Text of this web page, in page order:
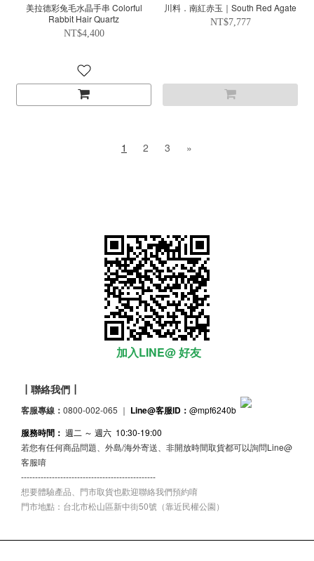
美拉德彩兔毛水晶手串 Colorful
Rabbit Hair Quartz
NT$4,400
川料．南紅赤玉｜South Red Agate
NT$7,777
1 2 3 »
加入LINE@ 好友
┃聯絡我們┃
客服專線： 0800-002-065 ｜ Line@客服ID： @mpf6240b
服務時間： 週二 ～ 週六 10:30-19:00
若您有任何商品問題、外島/海外寄送、非開放時間取貨都可以詢問Line@
客服唷
------------------------------------------------
想要體驗產品、門市取貨也歡迎聯絡我們預約唷
門市地點：台北市松山區新中街50號（靠近民權公園）